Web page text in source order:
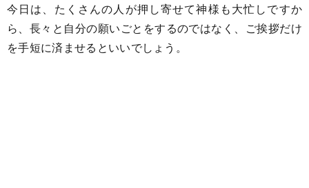
今日は、たくさんの人が押し寄せて神様も大忙しですか
ら、長々と自分の願いごとをするのではなく、ご挨拶だけ
を手短に済ませるといいでしょう。